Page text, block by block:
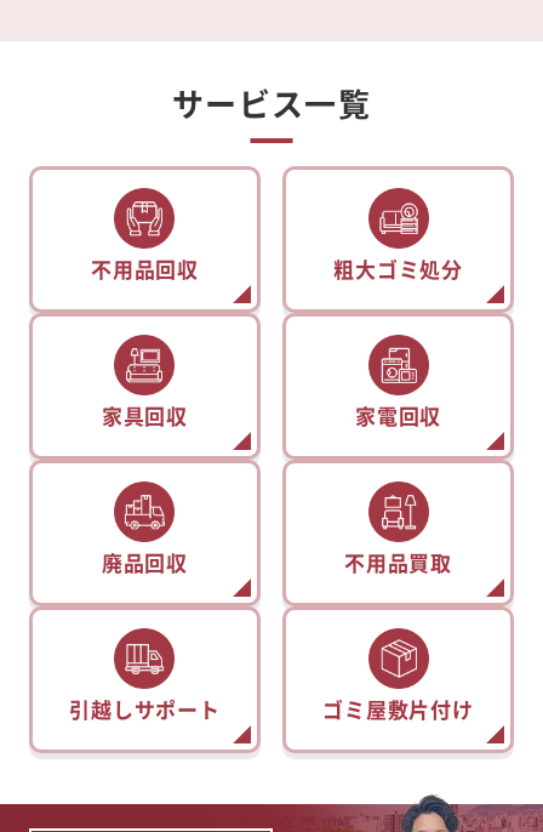
サービス一覧
不用品回収 粗大ゴミ処分
家具回収 家電回収
廃品回収 不用品買取
引越しサポート ゴミ屋敷片付け